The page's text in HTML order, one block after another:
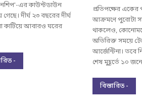
এর কাউন্টডাউন
দীর্ঘ ২৩ বছরের দীর্ঘ
কাটিয়ে আবারও ঘরের
-
প্রতিপক্ষের
আক্রমণে পুরোটা
থাকলেও,
অতিরিক্ত সময়ে
আর্জেন্টিনা। তবে
শেষ মুহূর্তে ১০
বিস্তারিত -